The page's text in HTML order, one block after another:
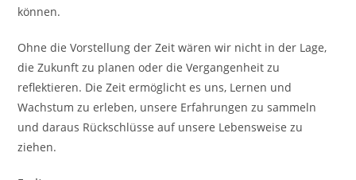
können.
Ohne die Vorstellung der Zeit wären wir nicht in der Lage,
die Zukunft zu planen oder die Vergangenheit zu
reflektieren. Die Zeit ermöglicht es uns, Lernen und
Wachstum zu erleben, unsere Erfahrungen zu sammeln
und daraus Rückschlüsse auf unsere Lebensweise zu
ziehen.